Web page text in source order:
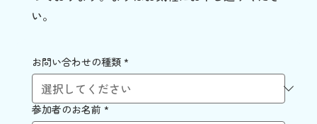
い。
お問い合わせの種類 *
参加者のお名前 *